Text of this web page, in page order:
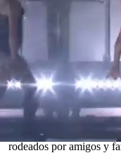
Dua Lipa
Callum
celebrada en el
Según los informes, la
36, celebrarán
una
a partir de este jueves 4
Los recién casados
rodeados por amigos y